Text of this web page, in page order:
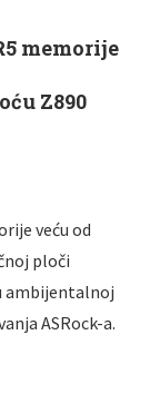
memorije
Z890
veću od
ploči
ambijentalnoj
ASRock-a.